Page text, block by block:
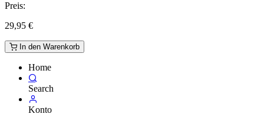
Preis:
29,95 €
In den Warenkorb
Home
Search
Konto